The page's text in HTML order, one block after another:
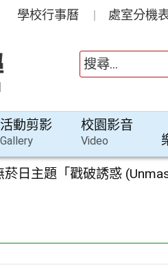
學校行事曆 處室分機
活動剪影
Gallery
校園影音
Video
日主題「戳破誘惑